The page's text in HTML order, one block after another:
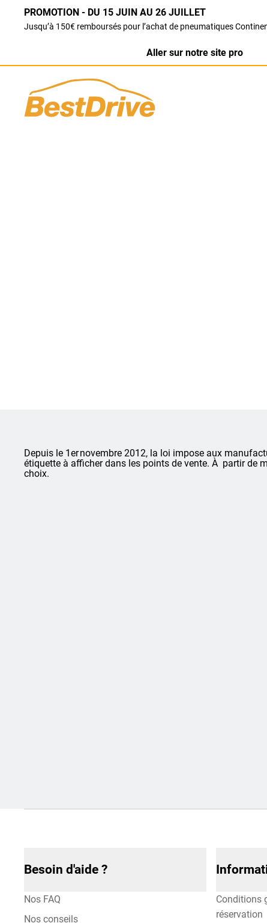
PROMOTION - DU 15 JUIN AU 26 JUILLET
Jusqu’à 150€ remboursés pour l’achat de pneumatiques
Aller sur notre site pro
Depuis le 1er novembre 2012, la loi impose aux
étiquette à afficher dans les points de vente. À partir de
choix.
Besoin d'aide ?
Nos FAQ
Nos conseils
Conditions
réservation